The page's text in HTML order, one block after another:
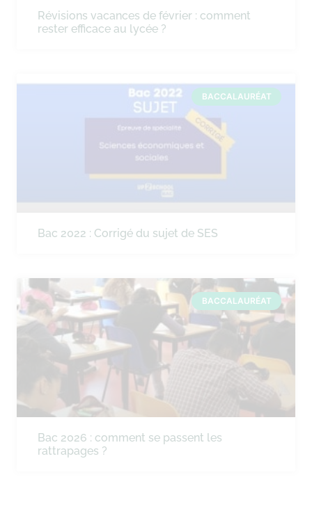
Révisions vacances de février : comment
rester efficace au lycée ?
BACCALAURÉAT
Bac 2022 : Corrigé du sujet de SES
BACCALAURÉAT
Bac 2026 : comment se passent les
rattrapages ?